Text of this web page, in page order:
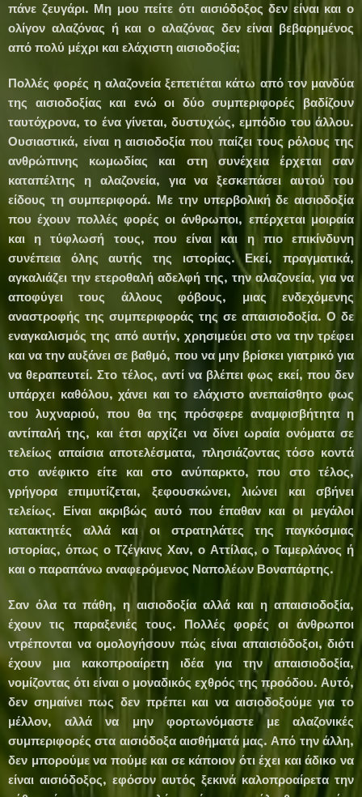
πάνε ζευγάρι. Μη μου πείτε ότι αισιόδοξος δεν είναι και ο
ολίγον αλαζόνας ή και ο αλαζόνας δεν είναι βεβαρημένος
από πολύ μέχρι και ελάχιστη αισιοδοξία;
Πολλές φορές η αλαζονεία ξεπετιέται κάτω από τον μανδύα
της αισιοδοξίας και ενώ οι δύο συμπεριφορές βαδίζουν
ταυτόχρονα, το ένα γίνεται, δυστυχώς, εμπόδιο του άλλου.
Ουσιαστικά, είναι η αισιοδοξία που παίζει τους ρόλους της
ανθρώπινης κωμωδίας και στη συνέχεια έρχεται σαν
καταπέλτης η αλαζονεία, για να ξεσκεπάσει αυτού του
είδους τη συμπεριφορά. Με την υπερβολική δε αισιοδοξία
που έχουν πολλές φορές οι άνθρωποι, επέρχεται μοιραία
και η τύφλωσή τους, που είναι και η πιο επικίνδυνη
συνέπεια όλης αυτής της ιστορίας. Εκεί, πραγματικά,
αγκαλιάζει την ετεροθαλή αδελφή της, την αλαζονεία, για να
αποφύγει τους άλλους φόβους, μιας ενδεχόμενης
αναστροφής της συμπεριφοράς της σε απαισιοδοξία. Ο δε
εναγκαλισμός της από αυτήν, χρησιμεύει στο να την τρέφει
και να την αυξάνει σε βαθμό, που να μην βρίσκει γιατρικό για
να θεραπευτεί. Στο τέλος, αντί να βλέπει φως εκεί, που δεν
υπάρχει καθόλου, χάνει και το ελάχιστο ανεπαίσθητο φως
του λυχναριού, που θα της πρόσφερε αναμφισβήτητα η
αντίπαλή της, και έτσι αρχίζει να δίνει ωραία ονόματα σε
τελείως απαίσια αποτελέσματα, πλησιάζοντας τόσο κοντά
στο ανέφικτο είτε και στο ανύπαρκτο, που στο τέλος,
γρήγορα επιμυτίζεται, ξεφουσκώνει, λιώνει και σβήνει
τελείως. Είναι ακριβώς αυτό που έπαθαν και οι μεγάλοι
κατακτητές αλλά και οι στρατηλάτες της παγκόσμιας
ιστορίας, όπως ο Τζέγκινς Χαν, ο Αττίλας, ο Ταμερλάνος ή
και ο παραπάνω αναφερόμενος Ναπολέων Βοναπάρτης.
Σαν όλα τα πάθη, η αισιοδοξία αλλά και η απαισιοδοξία,
έχουν τις παραξενιές τους. Πολλές φορές οι άνθρωποι
ντρέπονται να ομολογήσουν πώς είναι απαισιόδοξοι, διότι
έχουν μια κακοπροαίρετη ιδέα για την απαισιοδοξία,
νομίζοντας ότι είναι ο μοναδικός εχθρός της προόδου. Αυτό,
δεν σημαίνει πως δεν πρέπει και να αισιοδοξούμε για το
μέλλον, αλλά να μην φορτωνόμαστε με αλαζονικές
συμπεριφορές στα αισιόδοξα αισθήματά μας. Από την άλλη,
δεν μπορούμε να πούμε και σε κάποιον ότι έχει και άδικο να
είναι αισιόδοξος, εφόσον αυτός ξεκινά καλοπροαίρετα την